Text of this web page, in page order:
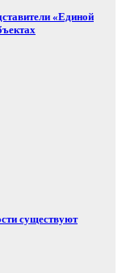
«Единой
существуют